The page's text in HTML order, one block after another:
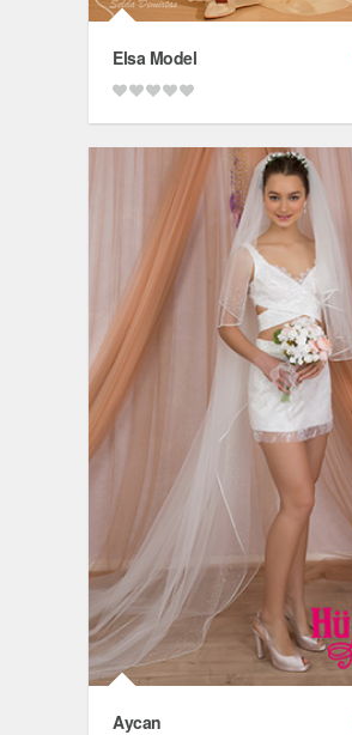
Elsa Model
Aycan